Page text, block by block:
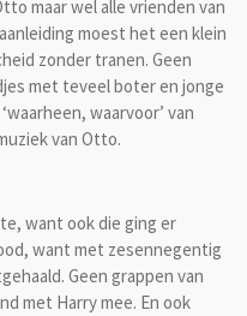
maar wel alle vrienden van
moest het een klein
zonder tranen. Geen
met teveel boter en jonge
waarvoor’ van
van Otto.
want ook die ging er
want met zesennegentig
Geen grappen van
met Harry mee. En ook